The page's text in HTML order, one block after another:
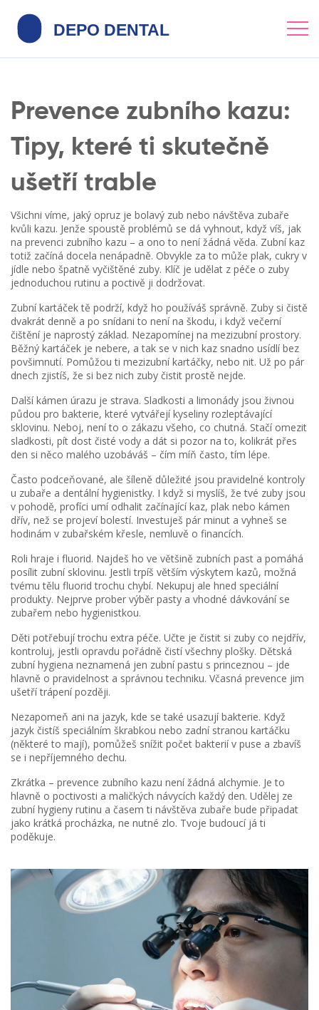
Prevence zubního kazu:
Tipy, které ti skutečně
ušetří trable
Všichni víme, jaký opruz je bolavý zub nebo návštěva zubaře
kvůli kazu. Jenže spoustě problémů se dá vyhnout, když víš, jak
na prevenci zubního kazu – a ono to není žádná věda. Zubní kaz
totiž začíná docela nenápadně. Obvykle za to může plak, cukry v
jídle nebo špatně vyčištěné zuby. Klíč je udělat z péče o zuby
jednoduchou rutinu a poctivě ji dodržovat.
Zubní kartáček tě podrží, když ho používáš správně. Zuby si čistě
dvakrát denně a po snídani to není na škodu, i když večerní
čištění je naprostý základ. Nezapomínej na mezizubní prostory.
Běžný kartáček je nebere, a tak se v nich kaz snadno usídlí bez
povšimnutí. Pomůžou ti mezizubní kartáčky, nebo nit. Už po pár
dnech zjistíš, že si bez nich zuby čistit prostě nejde.
Další kámen úrazu je strava. Sladkosti a limonády jsou živnou
půdou pro bakterie, které vytvářejí kyseliny rozleptávající
sklovinu. Neboj, není to o zákazu všeho, co chutná. Stačí omezit
sladkosti, pít dost čisté vody a dát si pozor na to, kolikrát přes
den si něco malého uzobáváš – čím míň často, tím lépe.
Často podceňované, ale šíleně důležité jsou pravidelné kontroly
u zubaře a dentální hygienistky. I když si myslíš, že tvé zuby jsou
v pohodě, profíci umí odhalit začínající kaz, plak nebo kámen
dřív, než se projeví bolestí. Investuješ pár minut a vyhneš se
hodinám v zubařském křesle, nemluvě o financích.
Roli hraje i fluorid. Najdeš ho ve většině zubních past a pomáhá
posílit zubní sklovinu. Jestli trpíš větším výskytem kazů, možná
tvému tělu fluorid trochu chybí. Nekupuj ale hned speciální
produkty. Nejprve prober výběr pasty a vhodné dávkování se
zubařem nebo hygienistkou.
Děti potřebují trochu extra péče. Učte je čistit si zuby co nejdřív,
kontroluj, jestli opravdu pořádně čistí všechny plošky. Dětská
zubní hygiena neznamená jen zubní pastu s princeznou – jde
hlavně o pravidelnost a správnou techniku. Včasná prevence jim
ušetří trápení později.
Nezapomeň ani na jazyk, kde se také usazují bakterie. Když
jazyk čistíš speciálním škrabkou nebo zadní stranou kartáčku
(některé to mají), pomůžeš snížit počet bakterií v puse a zbavíš
se i nepříjemného dechu.
Zkrátka – prevence zubního kazu není žádná alchymie. Je to
hlavně o poctivosti a maličkých návycích každý den. Udělej ze
zubní hygieny rutinu a časem ti návštěva zubaře bude připadat
jako krátká procházka, ne nutné zlo. Tvoje budoucí já ti
poděkuje.